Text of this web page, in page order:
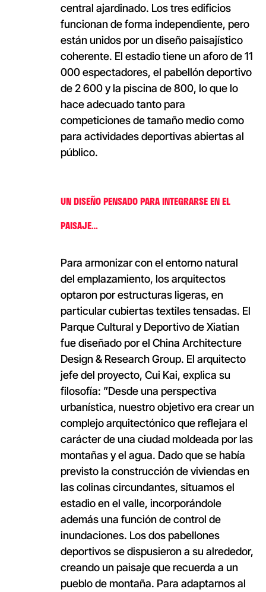
central ajardinado. Los tres edificios
funcionan de forma independiente, pero
están unidos por un diseño paisajístico
coherente. El estadio tiene un aforo de 11
000 espectadores, el pabellón deportivo
de 2 600 y la piscina de 800, lo que lo
hace adecuado tanto para
competiciones de tamaño medio como
para actividades deportivas abiertas al
público.
UN DISEÑO PENSADO PARA INTEGRARSE EN EL
PAISAJE…
Para armonizar con el entorno natural
del emplazamiento, los arquitectos
optaron por estructuras ligeras, en
particular cubiertas textiles tensadas. El
Parque Cultural y Deportivo de Xiatian
fue diseñado por el China Architecture
Design & Research Group. El arquitecto
jefe del proyecto, Cui Kai, explica su
filosofía: ”Desde una perspectiva
urbanística, nuestro objetivo era crear un
complejo arquitectónico que reflejara el
carácter de una ciudad moldeada por las
montañas y el agua. Dado que se había
previsto la construcción de viviendas en
las colinas circundantes, situamos el
estadio en el valle, incorporándole
además una función de control de
inundaciones. Los dos pabellones
deportivos se dispusieron a su alrededor,
creando un paisaje que recuerda a un
pueblo de montaña. Para adaptarnos al